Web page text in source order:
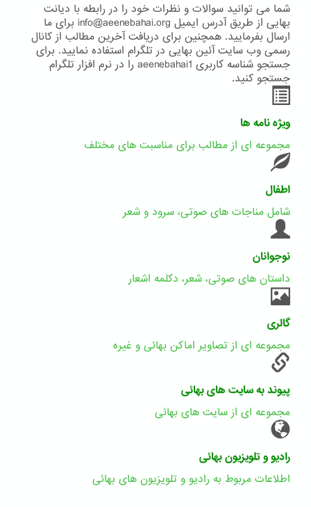
شما می توانید سوالات و نظرات خود را در رابطه با دیانت
بهایی از طریق آدرس ایمیل info@aeenebahai.org برای ما
ارسال بفرمایید. همچنین برای دریافت آخرین مطالب از کانال
رسمی وب سایت آئین بهایی در تلگرام استفاده نمایید. برای
جستجو شناسه کاربری aeenebahai1 را در نرم افزار تلگرام
جستجو کنید.
ویژه نامه ها
مجموعه ای از مطالب برای مناسبت های مختلف
اطفال
شامل مناجات های صوتی، سرود و شعر
نوجوانان
داستان های صوتی، شعر، دکلمه اشعار
گالری
مجموعه ای از تصاویر اماکن بهائی و غیره
پیوند به سایت های بهائی
مجموعه ای از سایت های بهائی
رادیو و تلویزیون بهائی
اطلاعات مربوط به رادیو و تلویزیون های بهائی